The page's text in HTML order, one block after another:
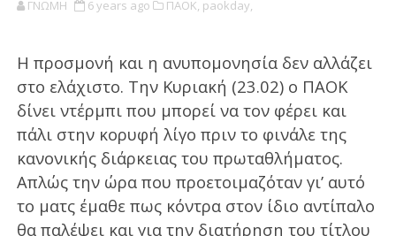
ΓΝΩΜΗ 6 years ago ΠΑΟΚ, paokday,
Η προσμονή και η ανυπομονησία δεν αλλάζει
στο ελάχιστο. Την Κυριακή (23.02) ο ΠΑΟΚ
δίνει ντέρμπι που μπορεί να τον φέρει και
πάλι στην κορυφή λίγο πριν το φινάλε της
κανονικής διάρκειας του πρωταθλήματος.
Απλώς την ώρα που προετοιμαζόταν γι’ αυτό
το ματς έμαθε πως κόντρα στον ίδιο αντίπαλο
θα παλέψει και για την διατήρηση του τίτλου